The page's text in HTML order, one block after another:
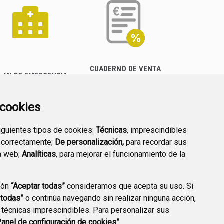
tipos de cookies: Técnicas, imprescindibles
De personalización, para recordar sus
web; Analíticas, para mejorar el funcionamiento de la
“Aceptar todas” consideramos que acepta su uso. Si
o continúa navegando sin realizar ninguna acción,
imprescindibles. Para personalizar sus
DE EMERGENCIA
CUADERNO DE VENTA
PREGUNTAS
FRECUENTES
PLAN DE ACCIÓN LOCAL
2030